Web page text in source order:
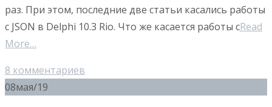
раз. При этом, последние две статьи касались работы
с JSON в Delphi 10.3 Rio. Что же касается работы сRead
More…
8 комментариев
08мая/19